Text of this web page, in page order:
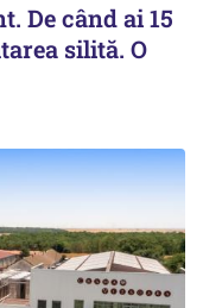
De când ai 15
silită. O